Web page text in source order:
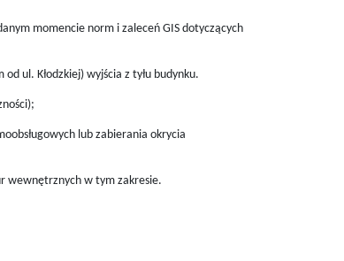
momencie norm i zaleceń GIS dotyczących
ul. Kłodzkiej) wyjścia z tyłu budynku.
lub zabierania okrycia
wewnętrznych w tym zakresie.